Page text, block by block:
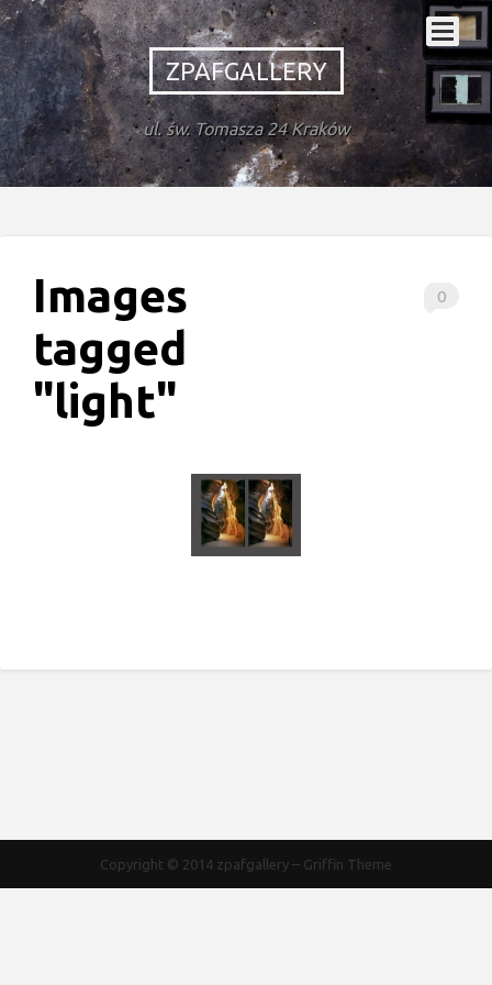
ZPAFGALLERY
ul. św. Tomasza 24 Kraków
0
Images
tagged
"light"
Copyright © 2014 zpafgallery – Griffin Theme